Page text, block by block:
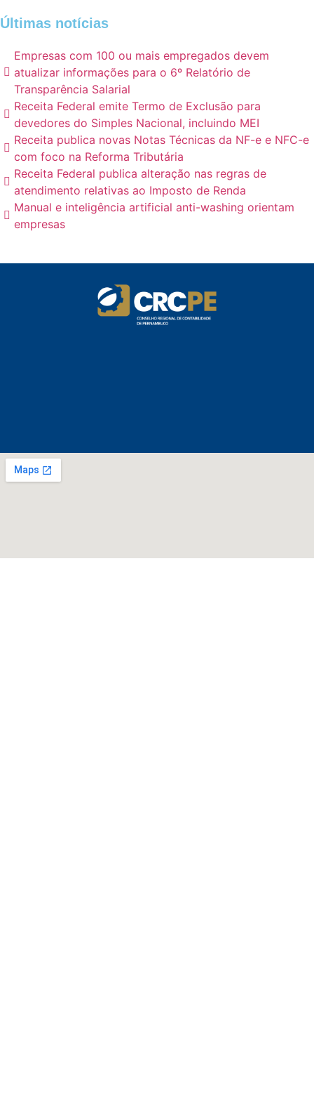
Últimas notícias
Empresas com 100 ou mais empregados devem
atualizar informações para o 6º Relatório de
Transparência Salarial
Receita Federal emite Termo de Exclusão para
devedores do Simples Nacional, incluindo MEI
Receita publica novas Notas Técnicas da NF-e e NFC-e
com foco na Reforma Tributária
Receita Federal publica alteração nas regras de
atendimento relativas ao Imposto de Renda
Manual e inteligência artificial anti-washing orientam
empresas